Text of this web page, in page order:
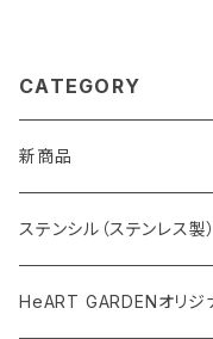
CATEGORY
新商品
ステンシル（ステンレス製）
和柄ステンシル
HeART GARDENオリジ